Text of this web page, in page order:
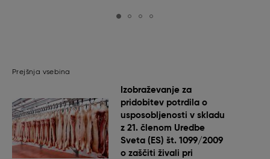
Prejšnja vsebina
Izobraževanje za
pridobitev potrdila o
usposobljenosti v skladu
z 21. členom Uredbe
Sveta (ES) št. 1099/2009
o zaščiti živali pri